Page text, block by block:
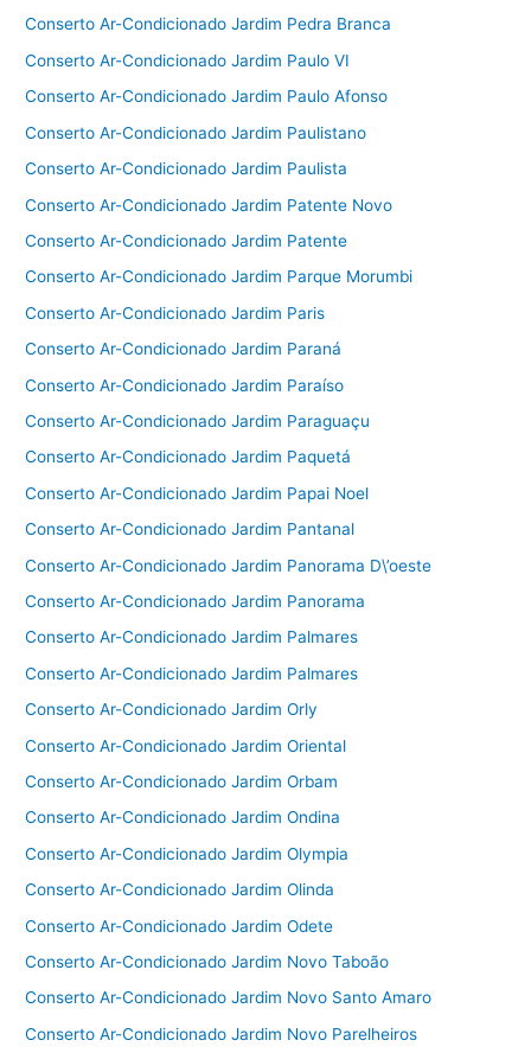
Conserto Ar-Condicionado Jardim Pedra Branca
Conserto Ar-Condicionado Jardim Paulo VI
Conserto Ar-Condicionado Jardim Paulo Afonso
Conserto Ar-Condicionado Jardim Paulistano
Conserto Ar-Condicionado Jardim Paulista
Conserto Ar-Condicionado Jardim Patente Novo
Conserto Ar-Condicionado Jardim Patente
Conserto Ar-Condicionado Jardim Parque Morumbi
Conserto Ar-Condicionado Jardim Paris
Conserto Ar-Condicionado Jardim Paraná
Conserto Ar-Condicionado Jardim Paraíso
Conserto Ar-Condicionado Jardim Paraguaçu
Conserto Ar-Condicionado Jardim Paquetá
Conserto Ar-Condicionado Jardim Papai Noel
Conserto Ar-Condicionado Jardim Pantanal
Conserto Ar-Condicionado Jardim Panorama D\’oeste
Conserto Ar-Condicionado Jardim Panorama
Conserto Ar-Condicionado Jardim Palmares
Conserto Ar-Condicionado Jardim Palmares
Conserto Ar-Condicionado Jardim Orly
Conserto Ar-Condicionado Jardim Oriental
Conserto Ar-Condicionado Jardim Orbam
Conserto Ar-Condicionado Jardim Ondina
Conserto Ar-Condicionado Jardim Olympia
Conserto Ar-Condicionado Jardim Olinda
Conserto Ar-Condicionado Jardim Odete
Conserto Ar-Condicionado Jardim Novo Taboão
Conserto Ar-Condicionado Jardim Novo Santo Amaro
Conserto Ar-Condicionado Jardim Novo Parelheiros